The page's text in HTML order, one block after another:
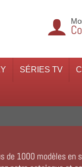
SÉRIES TV
de 1000 modèles